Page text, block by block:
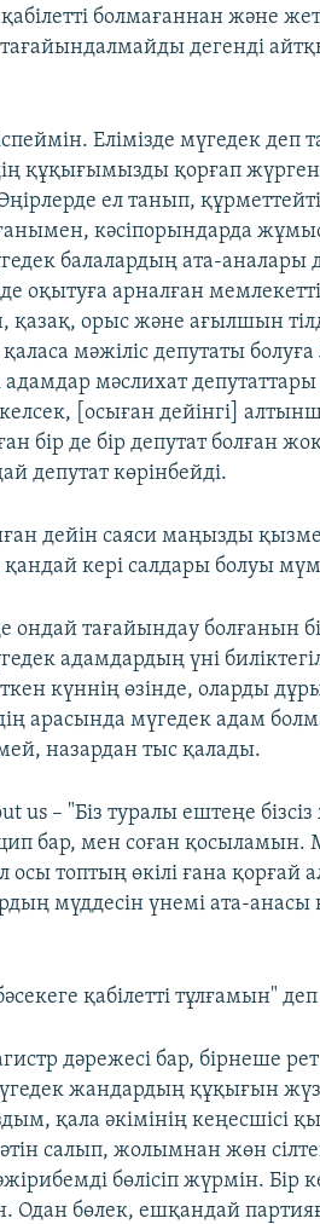
болмағаннан және
дегенді
Елімізде мүгедек деп
құқығымызды қорғап жүрген
ел танып,
кәсіпорындарда жұмыс
балалардың ата-аналары
оқытуға арналған
қазақ, орыс және ағылшын
мәжіліс депутаты
мәслихат
[осыған дейінгі]
бір де бір депутат болған
депутат көрінбейді.
дейін саяси маңызды
кері салдары болуы
ондай тағайындау болғанын
адамдардың үні
күннің өзінде, оларды
арасында мүгедек адам
назардан тыс қалады.
us – "Біз туралы ештеңе бізсіз
бар, мен соған қосыламын.
осы топтың өкілі ғана қорғай
мүддесін үнемі ата-
қабілетті тұлғамын"
дәрежесі бар, бірнеше рет
жандардың құқығын
қала әкімінің кеңесшісі
салып, жолымнан жөн
бөлісіп жүрмін. Бір
Одан бөлек, ешқандай